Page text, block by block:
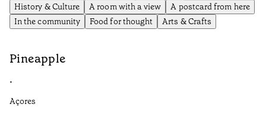
History & Culture
A room with a view
A postcard from here
In the community
Food for thought Arts & Crafts
Pineapple
•
Açores